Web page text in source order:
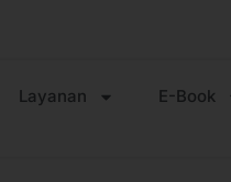
Layanan E-Book